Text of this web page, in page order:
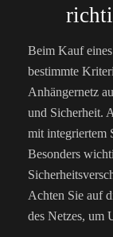
Beim Kauf
bestimmte
Anhängernetz
und Sicherheit.
mit integriertem
Besonders
Achten Sie auf
des Netzes, um